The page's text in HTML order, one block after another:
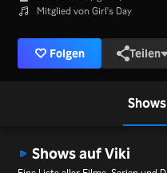
Mitglied von Girl's Day
Folgen Teilen
Shows
Shows auf Viki